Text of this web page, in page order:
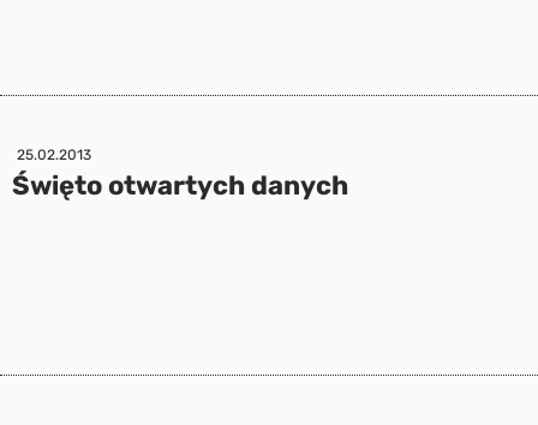
25.02.2013
Święto otwartych danych